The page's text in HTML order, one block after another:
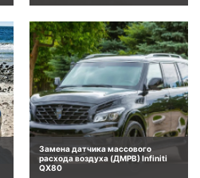
Замена датчика массового
расхода воздуха (ДМРВ) Infiniti
QX80